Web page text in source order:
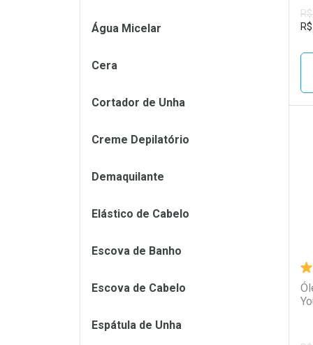
R$
Água Micelar
Cera
Cortador de Unha
Creme Depilatório
Demaquilante
Elástico de Cabelo
Escova de Banho
Escova de Cabelo
Espátula de Unha